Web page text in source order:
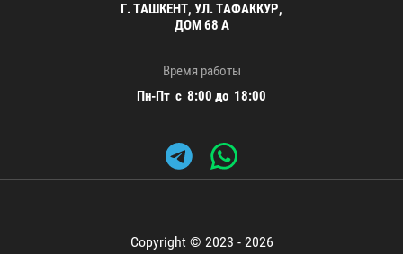
Г. ТАШКЕНТ, УЛ. ТАФАККУР,
ДОМ 68 А
Время работы
Пн-Пт с 8:00 до 18:00
Copyright © 2023 - 2026